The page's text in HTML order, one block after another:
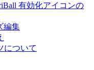
有効化アイコンの
編集
について